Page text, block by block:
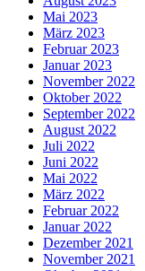
Mai 2023
März 2023
Februar 2023
Januar 2023
November 2022
Oktober 2022
September 2022
August 2022
Juli 2022
Juni 2022
Mai 2022
März 2022
Februar 2022
Januar 2022
Dezember 2021
November 2021